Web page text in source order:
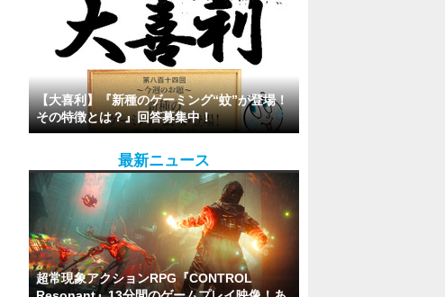
【大喜利】『新種のゲーミング“蚊”が登場！
その特徴とは？』回答募集中！
最新ニュース
超常現象アクションRPG『CONTROL